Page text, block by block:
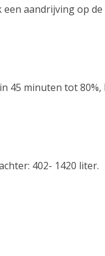
aandrijving op de
45 minuten tot 80%,
402- 1420 liter.